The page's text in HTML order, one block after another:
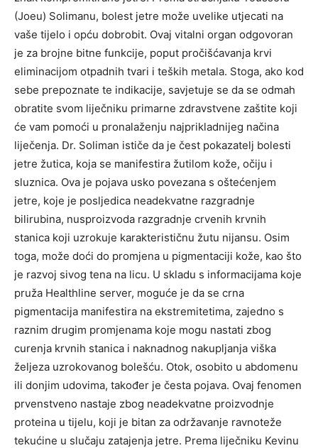
(Joeu) Solimanu, bolest jetre može uvelike utjecati na
vaše tijelo i opću dobrobit. Ovaj vitalni organ odgovoran
je za brojne bitne funkcije, poput pročišćavanja krvi
eliminacijom otpadnih tvari i teških metala. Stoga, ako kod
sebe prepoznate te indikacije, savjetuje se da se odmah
obratite svom liječniku primarne zdravstvene zaštite koji
će vam pomoći u pronalaženju najprikladnijeg načina
liječenja. Dr. Soliman ističe da je čest pokazatelj bolesti
jetre žutica, koja se manifestira žutilom kože, očiju i
sluznica. Ova je pojava usko povezana s oštećenjem
jetre, koje je posljedica neadekvatne razgradnje
bilirubina, nusproizvoda razgradnje crvenih krvnih
stanica koji uzrokuje karakterističnu žutu nijansu. Osim
toga, može doći do promjena u pigmentaciji kože, kao što
je razvoj sivog tena na licu. U skladu s informacijama koje
pruža Healthline server, moguće je da se crna
pigmentacija manifestira na ekstremitetima, zajedno s
raznim drugim promjenama koje mogu nastati zbog
curenja krvnih stanica i naknadnog nakupljanja viška
željeza uzrokovanog bolešću. Otok, osobito u abdomenu
ili donjim udovima, također je česta pojava. Ovaj fenomen
prvenstveno nastaje zbog neadekvatne proizvodnje
proteina u tijelu, koji je bitan za održavanje ravnoteže
tekućine u slučaju zatajenja jetre. Prema liječniku Kevinu